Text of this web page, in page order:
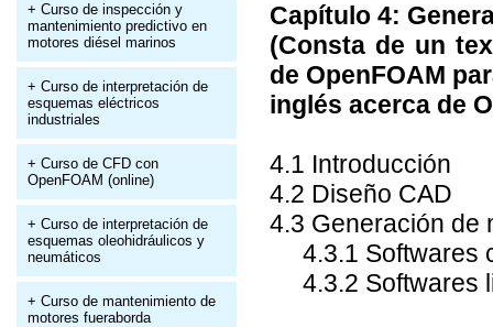
+ Curso de inspección y
mantenimiento predictivo en
motores diésel marinos
+ Curso de interpretación de
esquemas eléctricos
industriales
+ Curso de CFD con
OpenFOAM (online)
+ Curso de interpretación de
esquemas oleohidráulicos y
neumáticos
+ Curso de mantenimiento de
motores fueraborda
Capítulo 4:
(Consta de un
de OpenFOAM
inglés acerca de
4.1 Introducción
4.2 Diseño CAD
4.3 Generación de
4.3.1 Softwares
4.3.2 Softwares